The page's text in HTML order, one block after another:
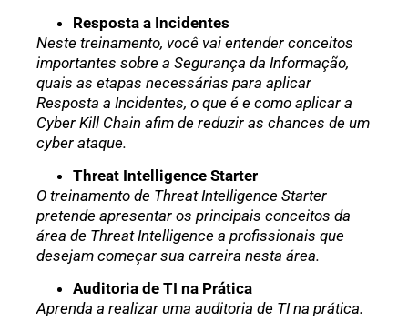
Resposta a Incidentes
Neste treinamento, você vai entender conceitos
importantes sobre a Segurança da Informação,
quais as etapas necessárias para aplicar
Resposta a Incidentes, o que é e como aplicar a
Cyber Kill Chain afim de reduzir as chances de um
cyber ataque.
Threat Intelligence Starter
O treinamento de Threat Intelligence Starter
pretende apresentar os principais conceitos da
área de Threat Intelligence a profissionais que
desejam começar sua carreira nesta área.
Auditoria de TI na Prática
Aprenda a realizar uma auditoria de TI na prática.